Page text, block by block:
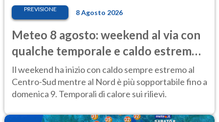
PREVISIONE 8 Agosto 2026
Meteo 8 agosto: weekend al via con
qualche temporale e caldo estremo
al Centro-Sud
Il weekend ha inizio con caldo sempre estremo al
Centro-Sud mentre al Nord è più sopportabile fino a
domenica 9. Temporali di calore sui rilievi.